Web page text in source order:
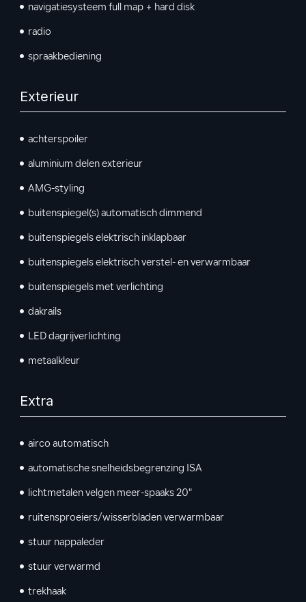
navigatiesysteem full map + hard disk
radio
spraakbediening
Exterieur
achterspoiler
aluminium delen exterieur
AMG-styling
buitenspiegel(s) automatisch dimmend
buitenspiegels elektrisch inklapbaar
buitenspiegels elektrisch verstel- en verwarmbaar
buitenspiegels met verlichting
dakrails
LED dagrijverlichting
metaalkleur
Extra
airco automatisch
automatische snelheidsbegrenzing ISA
lichtmetalen velgen meer-spaaks 20"
ruitensproeiers/wisserbladen verwarmbaar
stuur nappaleder
stuur verwarmd
trekhaak